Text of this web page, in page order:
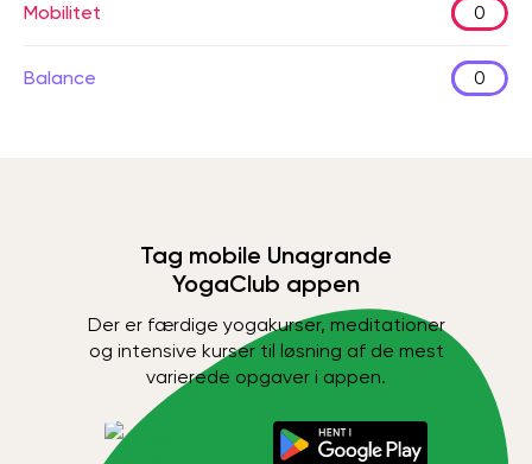
Mobilitet 0
Balance 0
Tag mobile Unagrande
YogaClub appen
Der er færdige yogakurser, meditationer
og intensive kurser til løsning af de mest
varierede opgaver i appen.